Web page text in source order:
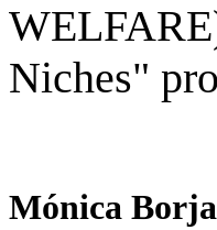
Niches"
Mónica